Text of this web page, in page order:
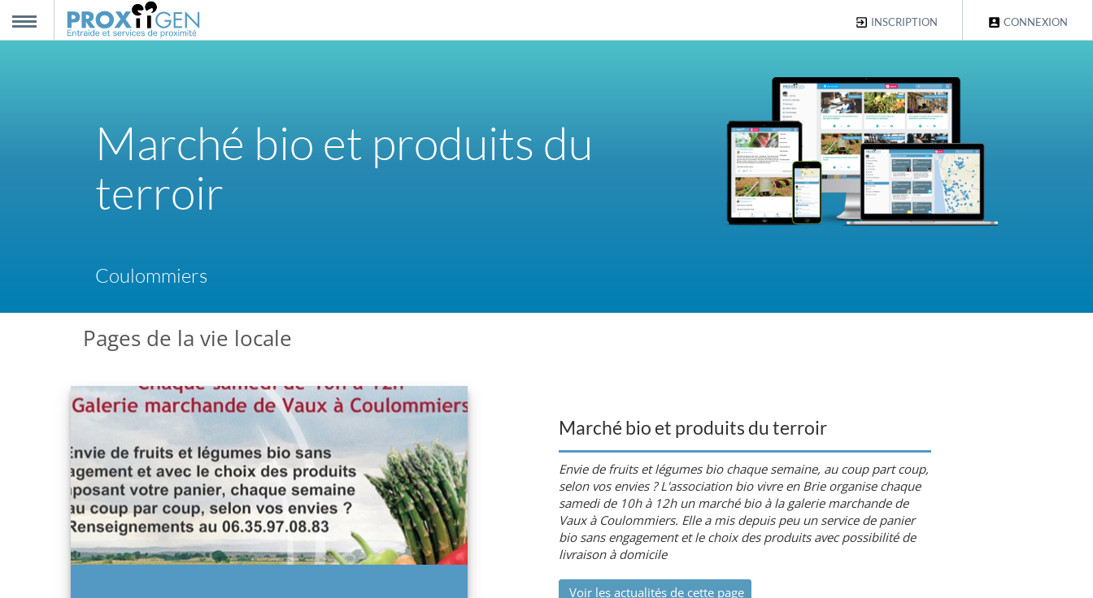
CONNEXION
INSCRIPTION
Marché bio et produits du
terroir
Coulommiers
Pages de la vie locale
Marché bio et produits du terroir
Envie de fruits et légumes bio chaque semaine, au coup part coup,
selon vos envies ? L'association bio vivre en Brie organise chaque
samedi de 10h à 12h un marché bio à la galerie marchande de
Vaux à Coulommiers. Elle a mis depuis peu un service de panier
bio sans engagement et le choix des produits avec possibilité de
livraison à domicile
Voir les actualités de cette page